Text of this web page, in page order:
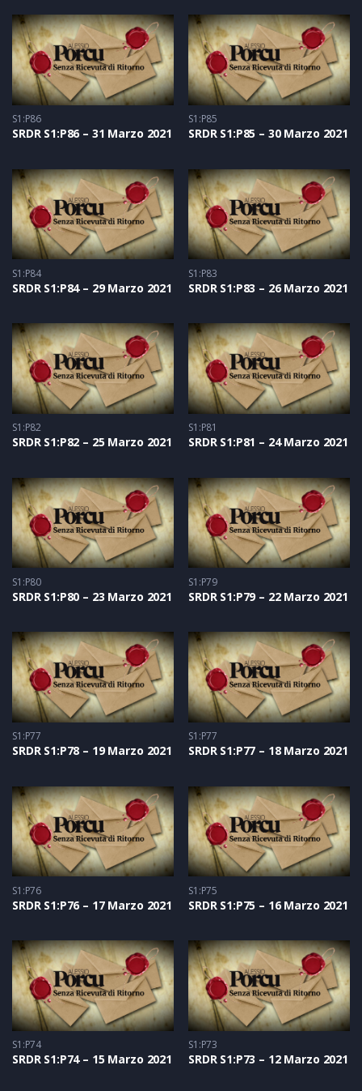
S1:P86
SRDR S1:P86 – 31 Marzo 2021
S1:P85
SRDR S1:P85 – 30 Marzo 2021
S1:P84
SRDR S1:P84 – 29 Marzo 2021
S1:P83
SRDR S1:P83 – 26 Marzo 2021
S1:P82
SRDR S1:P82 – 25 Marzo 2021
S1:P81
SRDR S1:P81 – 24 Marzo 2021
S1:P80
SRDR S1:P80 – 23 Marzo 2021
S1:P79
SRDR S1:P79 – 22 Marzo 2021
S1:P77
SRDR S1:P78 – 19 Marzo 2021
S1:P77
SRDR S1:P77 – 18 Marzo 2021
S1:P76
SRDR S1:P76 – 17 Marzo 2021
S1:P75
SRDR S1:P75 – 16 Marzo 2021
S1:P74
SRDR S1:P74 – 15 Marzo 2021
S1:P73
SRDR S1:P73 – 12 Marzo 2021